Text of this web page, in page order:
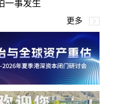
一事发生
更多